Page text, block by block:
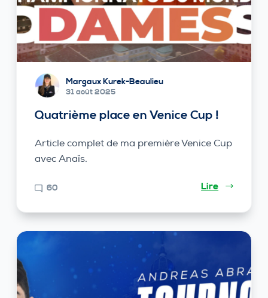
Margaux Kurek-Beaulieu
31 août 2025
Quatrième place en Venice Cup !
Article complet de ma première Venice Cup
avec Anaïs.
60 Lire